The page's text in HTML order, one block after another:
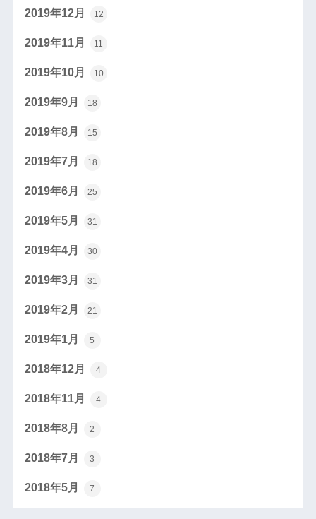
2019年12月 12
2019年11月 11
2019年10月 10
2019年9月 18
2019年8月 15
2019年7月 18
2019年6月 25
2019年5月 31
2019年4月 30
2019年3月 31
2019年2月 21
2019年1月 5
2018年12月 4
2018年11月 4
2018年8月 2
2018年7月 3
2018年5月 7